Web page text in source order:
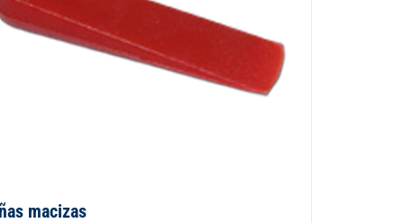
macizas